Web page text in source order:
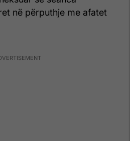
në përputhje me afatet